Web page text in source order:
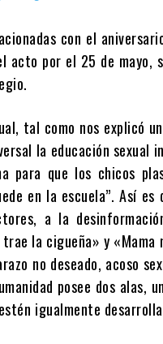
con el
acto por el 25 de mayo,
tal como nos explicó
la educación sexual
para que los chicos
en la escuela”. Así es
a la
la cigueña» y «Mama
no deseado, acoso
posee dos alas,
igualmente